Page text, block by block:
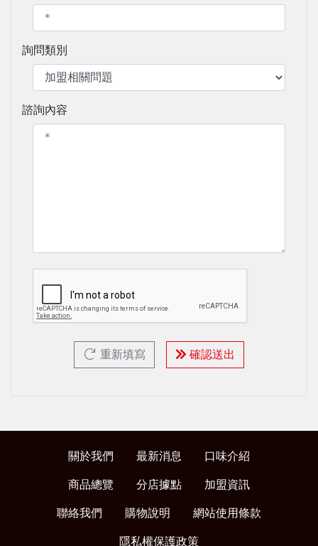
詢問類別
諮詢內容
重新填寫 確認送出
關於我們 最新消息 口味介紹
商品總覽 分店據點 加盟資訊
聯絡我們 購物說明 網站使用條款
隱私權保護政策